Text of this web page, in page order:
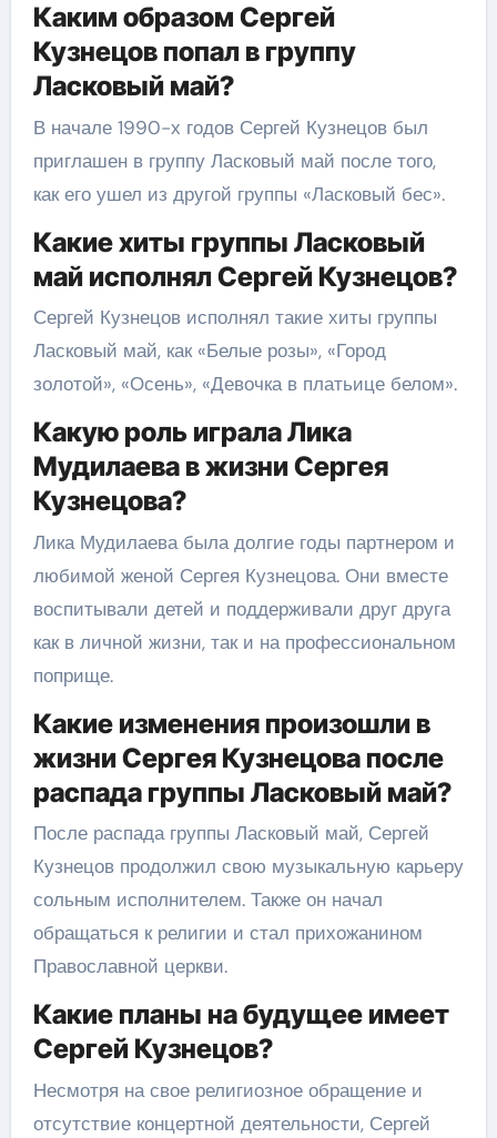
Каким образом Сергей
Кузнецов попал в группу
Ласковый май?
В начале 1990-х годов Сергей Кузнецов был
приглашен в группу Ласковый май после того,
как его ушел из другой группы «Ласковый бес».
Какие хиты группы Ласковый
май исполнял Сергей Кузнецов?
Сергей Кузнецов исполнял такие хиты группы
Ласковый май, как «Белые розы», «Город
золотой», «Осень», «Девочка в платьице белом».
Какую роль играла Лика
Мудилаева в жизни Сергея
Кузнецова?
Лика Мудилаева была долгие годы партнером и
любимой женой Сергея Кузнецова. Они вместе
воспитывали детей и поддерживали друг друга
как в личной жизни, так и на профессиональном
поприще.
Какие изменения произошли в
жизни Сергея Кузнецова после
распада группы Ласковый май?
После распада группы Ласковый май, Сергей
Кузнецов продолжил свою музыкальную карьеру
сольным исполнителем. Также он начал
обращаться к религии и стал прихожанином
Православной церкви.
Какие планы на будущее имеет
Сергей Кузнецов?
Несмотря на свое религиозное обращение и
отсутствие концертной деятельности, Сергей